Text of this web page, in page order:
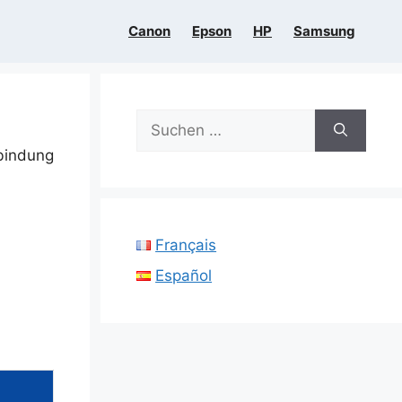
Canon Epson HP Samsung
Suchen
nach:
Français
Español